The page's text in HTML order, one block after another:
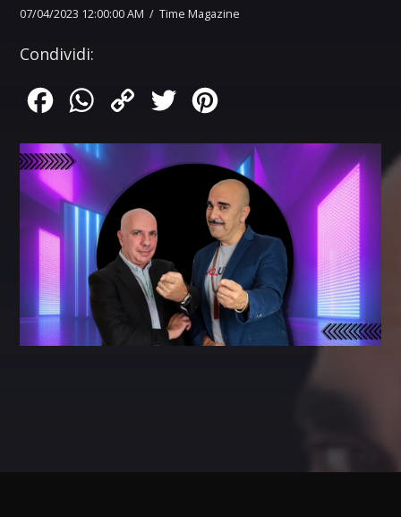
07/04/2023 12:00:00 AM / Time Magazine
Condividi:
FacebookWhatsApp
Copy
Twitter